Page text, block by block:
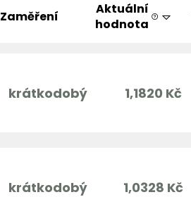
Zaměření
Aktuální
hodnota
krátkodobý 1,1820 Kč
krátkodobý 1,0328 Kč